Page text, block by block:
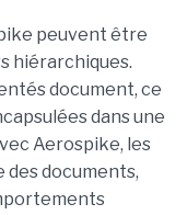
peuvent être
hiérarchiques.
document, ce
dans une
Aerospike, les
des documents,